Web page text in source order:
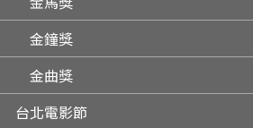
金鐘獎
金曲獎
台北電影節